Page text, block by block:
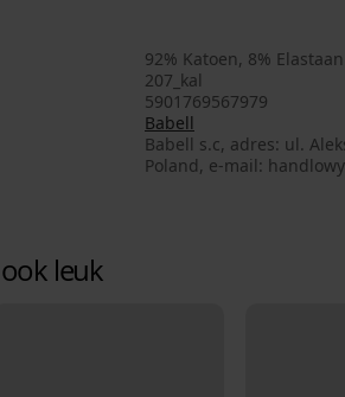
92% Katoen, 8% Elastaan
207_kal
5901769567979
Babell
Babell s.c, adres: ul.
Poland, e-mail:
leuk